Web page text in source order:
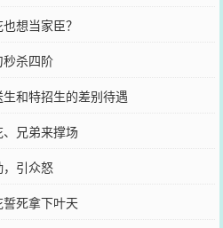
想当家臣？
杀四阶
和特招生的差别待遇
兄弟来撑场
引众怒
死拿下叶天